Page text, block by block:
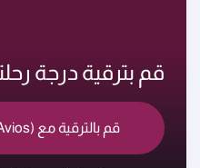
قم بترقية درجة
قم بالترقية مع (Cash + Avios)